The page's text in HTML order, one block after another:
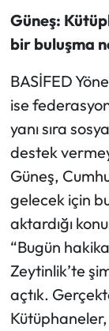
Güneş:
bir buluşma
BASİFED
ise
yanı sıra
destek
Güneş,
gelecek için
aktardığı
“Bugün
Zeytinlik’te
açtık.
Kütüphaneler,